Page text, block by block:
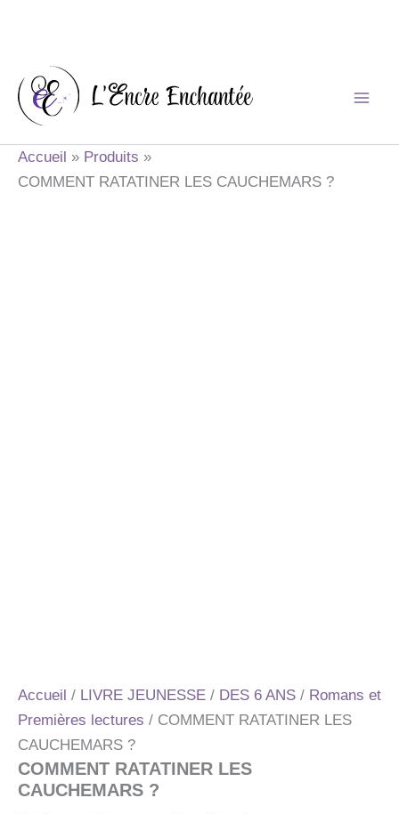
contenu
Accueil
Produits
COMMENT RATATINER LES CAUCHEMARS ?
Accueil / LIVRE JEUNESSE / DES 6 ANS / Romans et
Premières lectures / COMMENT RATATINER LES
CAUCHEMARS ?
COMMENT RATATINER LES
CAUCHEMARS ?